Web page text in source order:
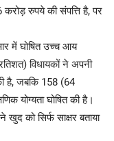
रुपये की संपत्ति है, पर
में घोषित उच्च आय
विधायकों ने अपनी
है, जबकि 158 (64
योग्यता घोषित की है।
खुद को सिर्फ साक्षर बताया